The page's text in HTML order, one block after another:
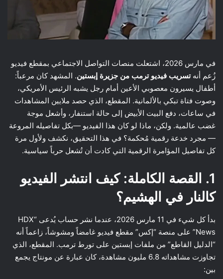
في مارس 2026، اشتعلت منصات التواصل الاجتماعي بمقطع فيديو
زُعم أنهتسريب فيديو ترمب من جزيرة إبستين. المشهد كان مرعباً:
أطفال يسيرون معصوبي الأعين أمام رجل يشبه الرئيس الأمريكي،
وصوت فتاة تبكي بالألمانية. المقطع، الذي حصد ملايين المشاهدات
في ساعات، دفع البيت الأبيض إلى حالة استنفار، وأشعل موجة
غضب عالمية. ولكن، ماذا لو كان هذا الفيديو —بكل تفاصيله المروعة
— مجرد خدعة رقمية مُحكمة؟ في هذا التحقيق، نكشف ولأول مرة
كل تفاصيل المؤامرة الرقمية التي كادت أن تُشعل حرباً سياسية.
1. القصة الكاملة: كيف انتشر الفيديو
كالنار في الهشيم؟
بدأ كل شيء في 11 مارس 2026، عندما نشر حساب يُدعى “HDX
News” على منصة “إكس” مقطع فيديو غامضاً ومشوشاً، زاعماً أنه
“الدليل القاطع” من ملفات إبستين على تورط ترمب. المقطع، الذي
تجاوزت مشاهداته 6.8 مليون مشاهدة، كان عبارة عن مونتاج يجمع
بين: